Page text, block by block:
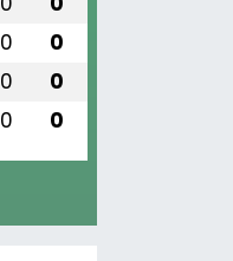
0 0
0 0
0 0